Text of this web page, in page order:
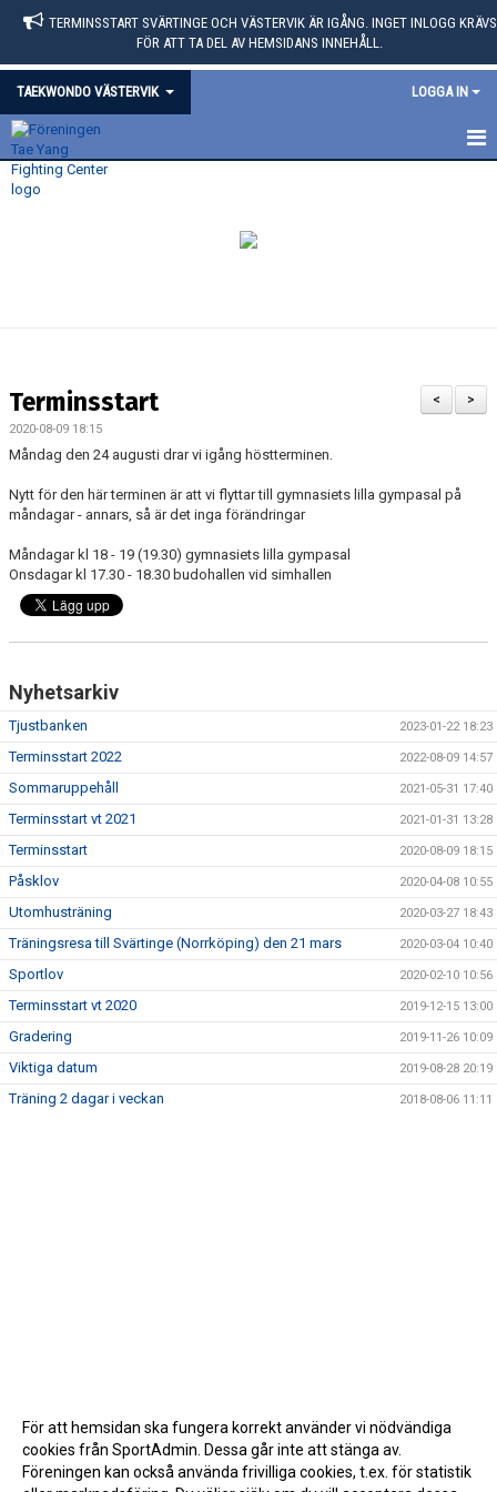
TERMINSSTART SVÄRTINGE OCH VÄSTERVIK ÄR IGÅNG. INGET INLOGG KRÄVS
FÖR ATT TA DEL AV HEMSIDANS INNEHÅLL.
TAEKWONDO VÄSTERVIK LOGGA IN
HEM
>
<
Terminsstart
2020-08-09 18:15
Måndag den 24 augusti drar vi igång höstterminen.
Nytt för den här terminen är att vi flyttar till gymnasiets lilla gympasal på
måndagar - annars, så är det inga förändringar
Måndagar kl 18 - 19 (19.30) gymnasiets lilla gympasal
Onsdagar kl 17.30 - 18.30 budohallen vid simhallen
Nyhetsarkiv
Tjustbanken 2023-01-22 18:23
Terminsstart 2022 2022-08-09 14:57
Sommaruppehåll 2021-05-31 17:40
Terminsstart vt 2021 2021-01-31 13:28
Terminsstart 2020-08-09 18:15
Påsklov 2020-04-08 10:55
Utomhusträning 2020-03-27 18:43
Träningsresa till Svärtinge (Norrköping) den 21 mars 2020-03-04 10:40
Sportlov 2020-02-10 10:56
Terminsstart vt 2020 2019-12-15 13:00
Gradering 2019-11-26 10:09
Viktiga datum 2019-08-28 20:19
Träning 2 dagar i veckan 2018-08-06 11:11
För att hemsidan ska fungera korrekt använder vi nödvändiga
cookies från SportAdmin. Dessa går inte att stänga av.
Föreningen kan också använda frivilliga cookies, t.ex. för statistik